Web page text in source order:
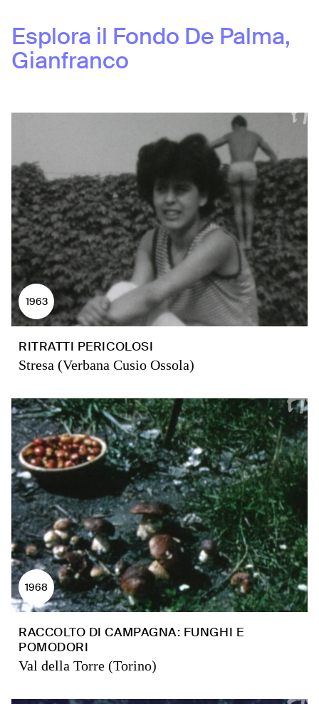
Esplora il Fondo De Palma,
Gianfranco
1963
RITRATTI PERICOLOSI
Stresa (Verbana Cusio Ossola)
1968
RACCOLTO DI CAMPAGNA: FUNGHI E
POMODORI
Val della Torre (Torino)